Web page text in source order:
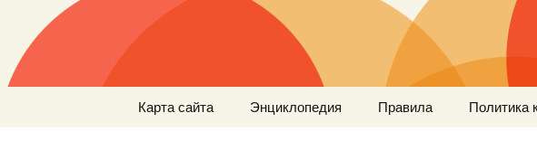
Карта сайта Энциклопедия Правила Политика